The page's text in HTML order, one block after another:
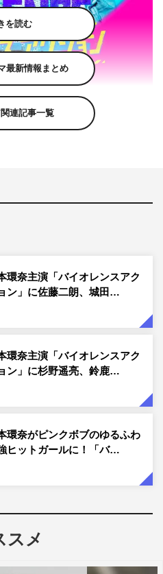
主演の映画「バイオレンス
発行部数50万部超え、オンラ
えという人気を誇るコミック
（小学館「やわらかスピリッ
映画化。監督は瑠東東一郎、
る。
となる特報映像。日商簿記検
に通い日々勉強に励む主人
ゆるふわピンクボブにオフシ
クボードで商店街を走る姿は
通の学生。しかし、そんな彼
と見た目とのギャップに撃
を読む
最新情報まとめ
連記事一覧
環奈主演「バイオレンスアク
ン」に佐藤二朗、城田…
環奈主演「バイオレンスアク
ン」に杉野遥亮、鈴鹿…
環奈がピンクボブのゆるふわ
ヒットガールに！「バ…
スメ